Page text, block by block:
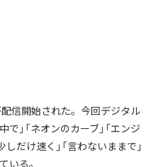
配信開始された。今回デジタル
」「ネオンのカーブ」「エンジ
しだけ速く」「言わないままで」
いる。